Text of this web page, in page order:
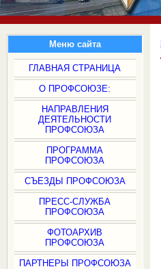
Меню сайта
ГЛАВНАЯ СТРАНИЦА
О ПРОФСОЮЗЕ:
НАПРАВЛЕНИЯ
ДЕЯТЕЛЬНОСТИ
ПРОФСОЮЗА
ПРОГРАММА
ПРОФСОЮЗА
СЪЕЗДЫ ПРОФСОЮЗА
ПРЕСС-СЛУЖБА
ПРОФСОЮЗА
ФОТОАРХИВ
ПРОФСОЮЗА
ПАРТНЕРЫ ПРОФСОЮЗА